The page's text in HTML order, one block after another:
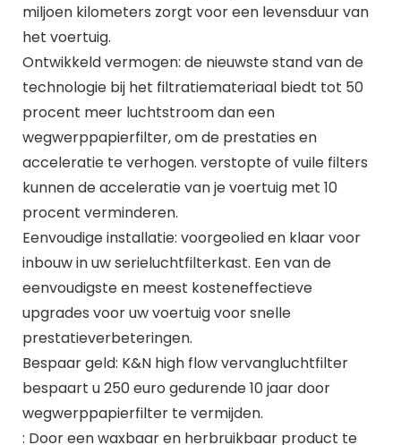
miljoen kilometers zorgt voor een levensduur van
het voertuig.
Ontwikkeld vermogen: de nieuwste stand van de
technologie bij het filtratiemateriaal biedt tot 50
procent meer luchtstroom dan een
wegwerppapierfilter, om de prestaties en
acceleratie te verhogen. verstopte of vuile filters
kunnen de acceleratie van je voertuig met 10
procent verminderen.
Eenvoudige installatie: voorgeolied en klaar voor
inbouw in uw serieluchtfilterkast. Een van de
eenvoudigste en meest kosteneffectieve
upgrades voor uw voertuig voor snelle
prestatieverbeteringen.
Bespaar geld: K&N high flow vervangluchtfilter
bespaart u 250 euro gedurende 10 jaar door
wegwerppapierfilter te vermijden.
: Door een waxbaar en herbruikbaar product te